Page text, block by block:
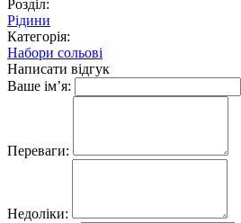
Розділ:
Рідини
Категорія:
Набори сольові
Написати відгук
Ваше ім’я:
Переваги:
Недоліки: